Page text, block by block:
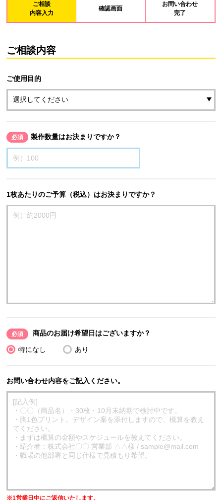
ご相談
内容入力
確認画面
お問い合わせ
完了
ご相談内容
ご使用目的
必須 製作数量はお決まりですか？
1枚あたりのご予算（税込）はお決まりですか？
必須 商品のお届け希望日はございますか？
特になし あり
お問い合わせ内容をご記入ください。
※1営業日中にご返信いたします。